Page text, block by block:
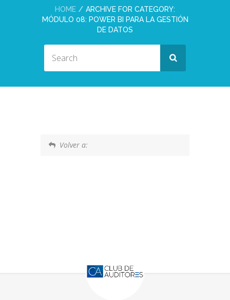
HOME
ARCHIVE FOR CATEGORY:
MÓDULO 08: POWER BI PARA LA GESTIÓN
DE DATOS
Volver a: